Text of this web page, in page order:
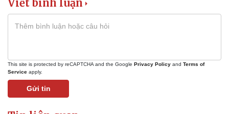
Viết bình luận
This site is protected by reCAPTCHA and the Google Privacy Policy and Terms of
Service apply.
Gửi tin